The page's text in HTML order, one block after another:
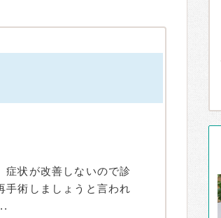
症状が改善しないので診
手術しましょうと言われ